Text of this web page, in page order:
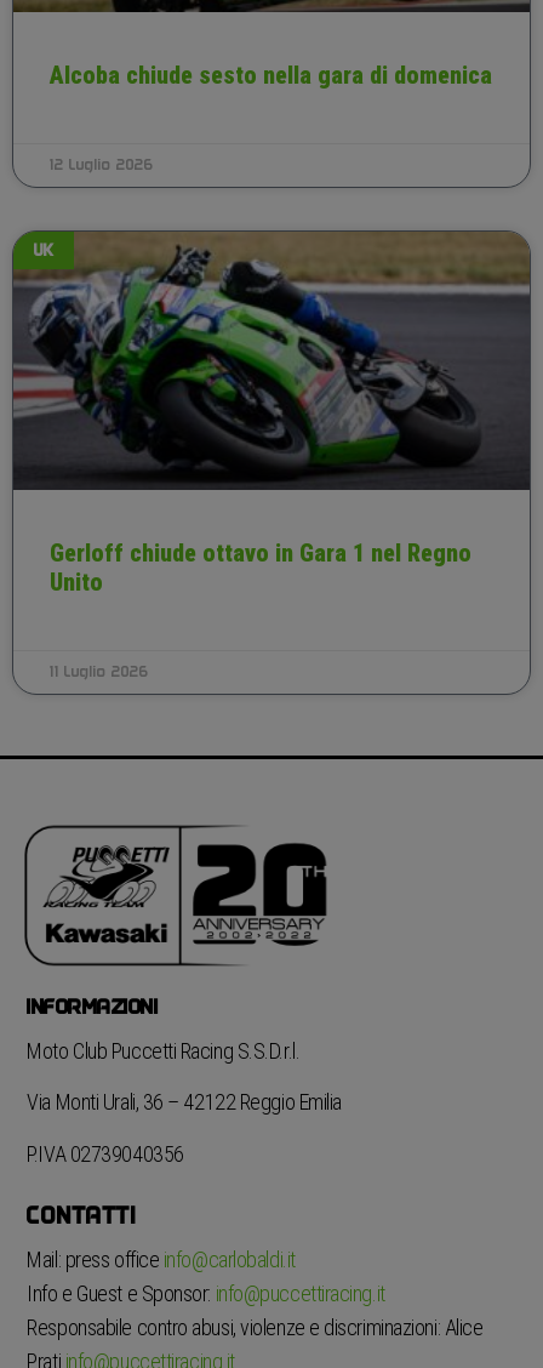
Alcoba chiude sesto nella gara di domenica
12 Luglio 2026
UK
Gerloff chiude ottavo in Gara 1 nel Regno
Unito
11 Luglio 2026
INFORMAZIONI
Moto Club Puccetti Racing S.S.D.r.l.
Via Monti Urali, 36 – 42122 Reggio Emilia
P.IVA 02739040356
CONTATTI
Mail: press office info@carlobaldi.it
Info e Guest e Sponsor: info@puccettiracing.it
Responsabile contro abusi, violenze e discriminazioni: Alice
Prati info@puccettiracing.it